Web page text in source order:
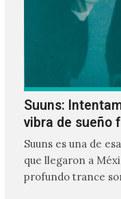
Suuns:
vibra de sueño
Suuns es una de
que llegaron a
profundo trance